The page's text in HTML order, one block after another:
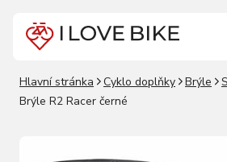
Hlavní stránka Cyklo doplňky Brýle
Brýle R2 Racer černé